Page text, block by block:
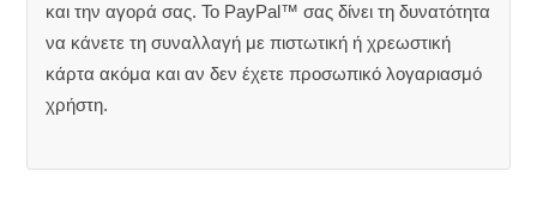
και την αγορά σας. Το PayPal™ σας δίνει τη δυνατότητα
να κάνετε τη συναλλαγή με πιστωτική ή χρεωστική
κάρτα ακόμα και αν δεν έχετε προσωπικό λογαριασμό
χρήστη.